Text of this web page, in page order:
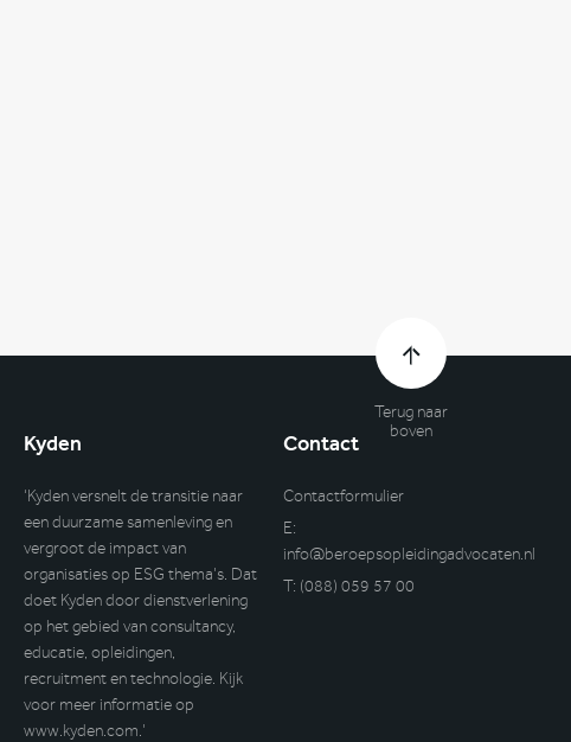
Terug naar
boven
Kyden
‘Kyden versnelt de transitie naar
een duurzame samenleving en
vergroot de impact van
organisaties op ESG thema’s. Dat
doet Kyden door dienstverlening
op het gebied van consultancy,
educatie, opleidingen,
recruitment en technologie. Kijk
voor meer informatie op
www.kyden.com.’
Contact
Contactformulier
E:
info@beroepsopleidingadvocaten.nl
T: (088) 059 57 00